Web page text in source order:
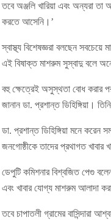
তবে অঞ্জলি খারিয়া এবং অন্যরা
করতে আসেনি।’
স্বাস্থ্য বিশেষজ্ঞরা বলছেন
এই বিষাক্ত মাশরুম সুস্বাদু বলে
বহু ক্ষেত্রেই অসুস্থতা বোধ করার
জানান ডা. প্রশান্ত ডিহিঙ্গিয়া।
ডা. প্রশান্ত ডিহিঙ্গিয়া মনে
জনগোষ্ঠীকে তাদের প্রথাগত খাবার
ডেপুটি কমিশনার বিশ্বজিত পেগু
এবং খাবার যোগ্য মাশরুম আলাদা
তবে চাপাতলী গ্রামের